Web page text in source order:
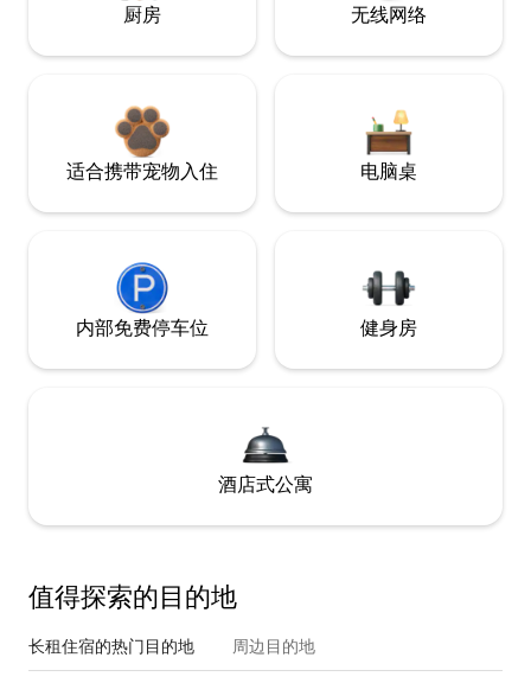
厨房 无线网络
适合携带宠物入住 电脑桌
内部免费停车位 健身房
酒店式公寓
值得探索的目的地
长租住宿的热门目的地 周边目的地